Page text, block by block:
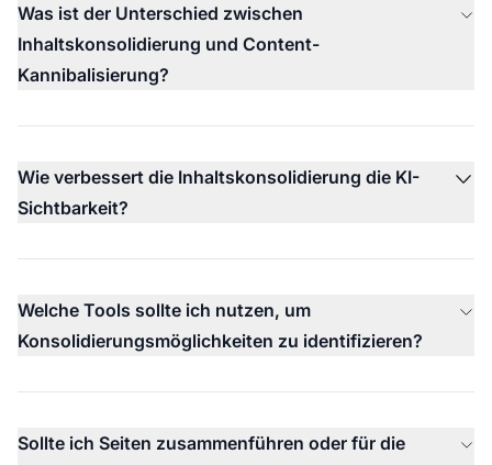
Was ist der Unterschied zwischen
Inhaltskonsolidierung und Content-
Kannibalisierung?
Wie verbessert die Inhaltskonsolidierung die KI-
Sichtbarkeit?
Welche Tools sollte ich nutzen, um
Konsolidierungsmöglichkeiten zu identifizieren?
Sollte ich Seiten zusammenführen oder für die